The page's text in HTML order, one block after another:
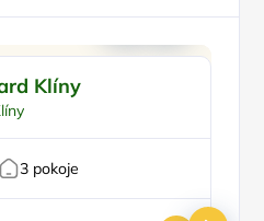
Klíny
3 pokoje